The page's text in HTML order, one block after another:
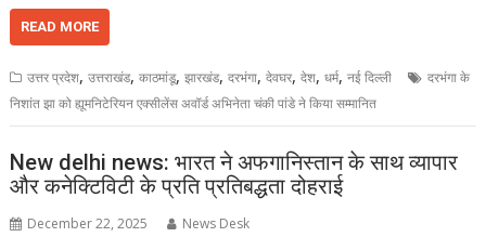
READ MORE
उत्तर प्रदेश,उत्तराखंड,काठमांडू,झारखंड,दरभंगा,देवघर,देश,धर्म,नई दिल्ली
दरभंगा के
निशांत झा को ह्यूमनिटेरियन एक्सीलेंस अवॉर्ड अभिनेता चंकी पांडे ने किया सम्मानित
New delhi news: भारत ने अफगानिस्तान के साथ व्यापार
और कनेक्टिविटी के प्रति प्रतिबद्धता दोहराई
December 22, 2025 News Desk